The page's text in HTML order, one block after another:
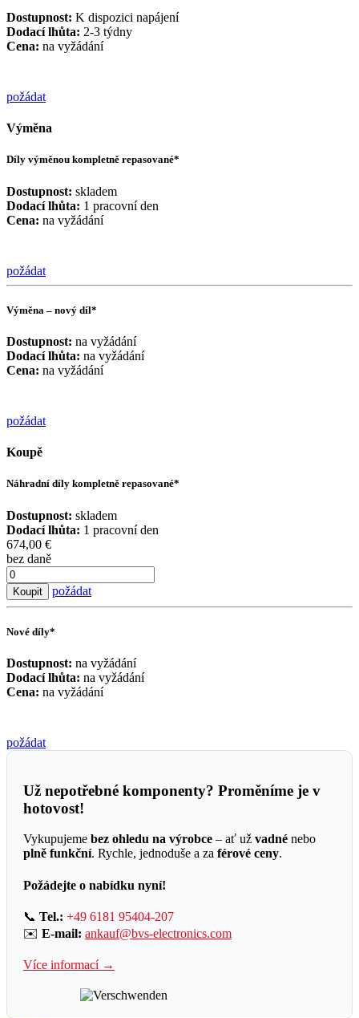
Dostupnost: K dispozici napájení
Dodací lhůta: 2-3 týdny
Cena: na vyžádání
požádat
Výměna
Díly výměnou kompletně repasované*
Dostupnost: skladem
Dodací lhůta: 1 pracovní den
Cena: na vyžádání
požádat
Výměna – nový díl*
Dostupnost: na vyžádání
Dodací lhůta: na vyžádání
Cena: na vyžádání
požádat
Koupě
Náhradní díly kompletně repasované*
Dostupnost: skladem
Dodací lhůta: 1 pracovní den
674,00 €
bez daně
Koupit požádat
Nové díly*
Dostupnost: na vyžádání
Dodací lhůta: na vyžádání
Cena: na vyžádání
požádat
Už nepotřebné komponenty? Proměníme je v
hotovost!
Vykupujeme bez ohledu na výrobce – ať už vadné nebo
plně funkční. Rychle, jednoduše a za férové ceny.
Požádejte o nabídku nyní!
📞 Tel.: +49 6181 95404-207
✉️ E-mail: ankauf@bvs-electronics.com
Více informací →